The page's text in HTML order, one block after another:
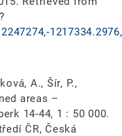
A., Šír, P.,
areas –
14-44, 1 : 50 000.
ČR, Česká